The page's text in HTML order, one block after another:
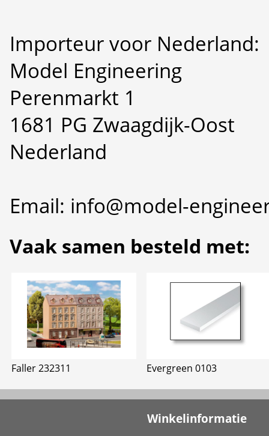
Importeur voor Nederland:
Model Engineering
Perenmarkt 1
1681 PG Zwaagdijk-Oost
Nederland
Email: info@model-
Vaak samen besteld met:
Faller 232311 Evergreen 0103
Winkelinformatie